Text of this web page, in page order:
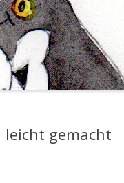
leicht gemacht